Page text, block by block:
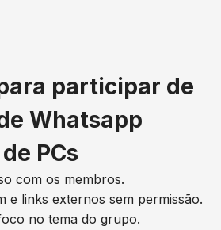
participar de
Whatsapp
PCs
com os membros.
e links externos sem permissão.
no tema do grupo.